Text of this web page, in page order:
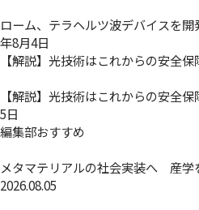
ローム、テラヘルツ波デバイスを
年8月4日
【解説】光技術はこれからの安全
【解説】光技術はこれからの安全
5日
編集部おすすめ
メタマテリアルの社会実装へ 産学
2026.08.05